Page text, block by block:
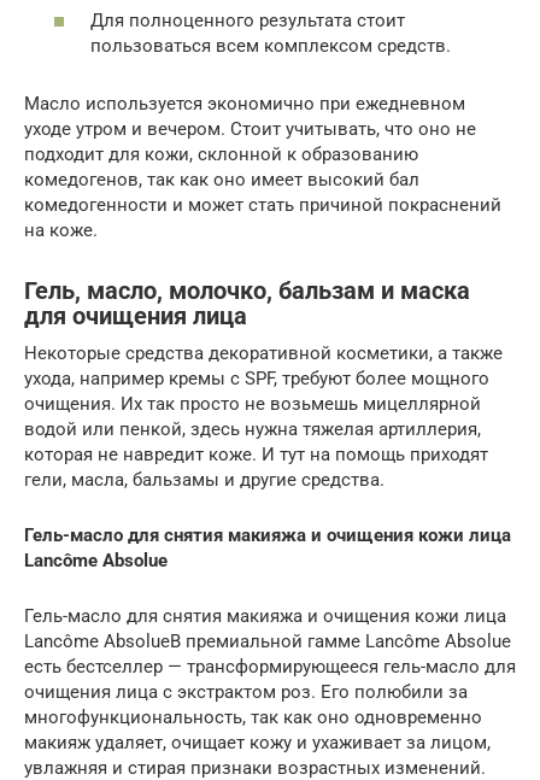
Для полноценного результата стоит
пользоваться всем комплексом средств.
Масло используется экономично при ежедневном
уходе утром и вечером. Стоит учитывать, что оно не
подходит для кожи, склонной к образованию
комедогенов, так как оно имеет высокий бал
комедогенности и может стать причиной покраснений
на коже.
Гель, масло, молочко, бальзам и маска
для очищения лица
Некоторые средства декоративной косметики, а также
ухода, например кремы с SPF, требуют более мощного
очищения. Их так просто не возьмешь мицеллярной
водой или пенкой, здесь нужна тяжелая артиллерия,
которая не навредит коже. И тут на помощь приходят
гели, масла, бальзамы и другие средства.
Гель-масло для снятия макияжа и очищения кожи лица
Lancôme Absolue
Гель-масло для снятия макияжа и очищения кожи лица
Lancôme AbsolueВ премиальной гамме Lancôme Absolue
есть бестселлер — трансформирующееся гель-масло для
очищения лица с экстрактом роз. Его полюбили за
многофункциональность, так как оно одновременно
макияж удаляет, очищает кожу и ухаживает за лицом,
увлажняя и стирая признаки возрастных изменений.